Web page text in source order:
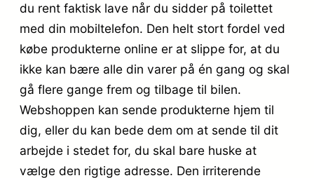
du rent faktisk lave når du sidder på toilettet
med din mobiltelefon. Den helt stort fordel ved
købe produkterne online er at slippe for, at du
ikke kan bære alle din varer på én gang og skal
gå flere gange frem og tilbage til bilen.
Webshoppen kan sende produkterne hjem til
dig, eller du kan bede dem om at sende til dit
arbejde i stedet for, du skal bare huske at
vælge den rigtige adresse. Den irriterende